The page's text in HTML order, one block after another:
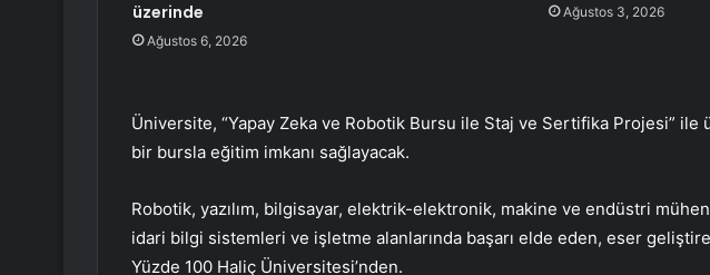
üzerinde
Ağustos 6, 2026
Ağustos 3, 2026
Üniversite, “Yapay Zeka ve Robotik Bursu ile Staj ve Sertifika Projesi” ile
bir bursla eğitim imkanı sağlayacak.
Robotik, yazılım, bilgisayar, elektrik-elektronik, makine ve endüstri
idari bilgi sistemleri ve işletme alanlarında başarı elde eden, eser
Yüzde 100 Haliç Üniversitesi’nden.